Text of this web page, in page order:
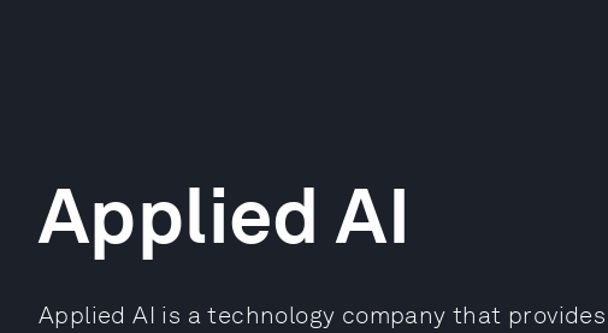
Applied AI
Applied AI is a technology company that